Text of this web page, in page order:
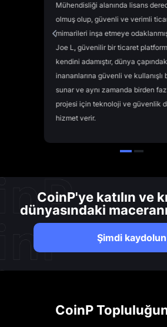
Mühendisliği alanında lisans
olmuş olup, güvenli ve verimli ticaret
mimarileri inşa etmeye odaklanmıştır.
Joe L, güvenilir bir ticaret platformu
kendini adamıştır, dünya çapındaki
inananlarına güvenli ve kullanışlı
sunar ve aynı zamanda birden fazla
projesi için teknoloji ve güvenlik
hizmet verir.
CoinP'ye katılın ve
dünyasındaki
Şimdi kaydolun
CoinP